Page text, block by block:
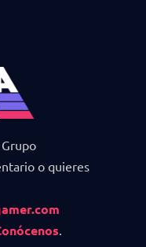
o quieres
.